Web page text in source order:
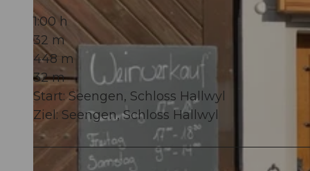
1:00 h
32 m
448 m
32 m
Start: Seengen, Schloss Hallwyl
Ziel: Seengen, Schloss Hallwyl